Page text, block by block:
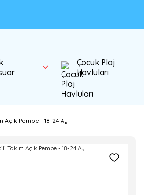
Çocuk Plaj
Havluları
Açık Pembe - 18-24 Ay